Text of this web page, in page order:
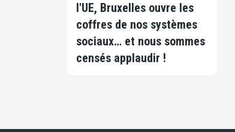
l'UE, Bruxelles ouvre les
coffres de nos systèmes
sociaux… et nous sommes
censés applaudir !